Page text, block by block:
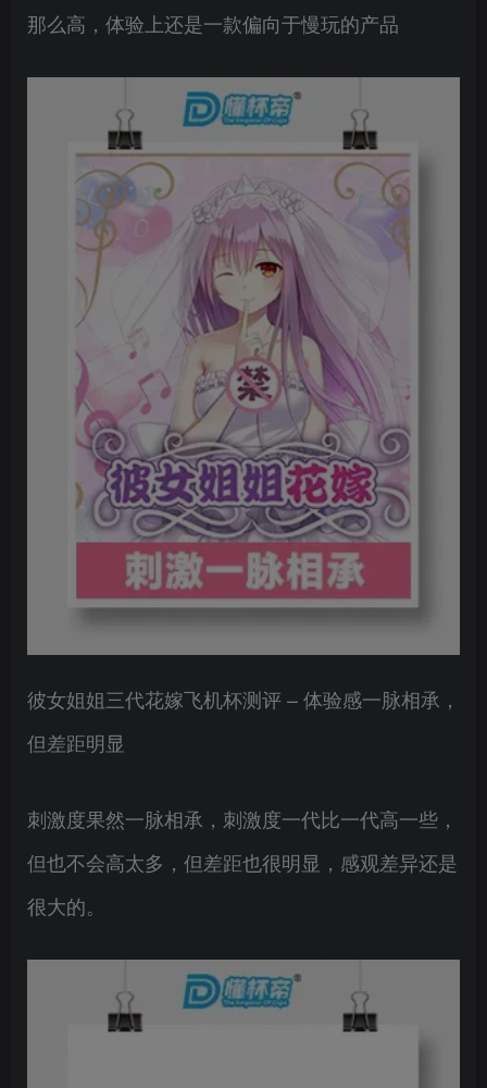
那么高，体验上还是一款偏向于慢玩的产品
彼女姐姐三代花嫁飞机杯测评 – 体验感一脉相承，
但差距明显
刺激度果然一脉相承，刺激度一代比一代高一些，
但也不会高太多，但差距也很明显，感观差异还是
很大的。